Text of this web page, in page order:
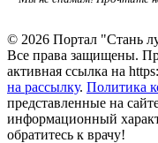
© 2026 Портал "Стань
Все права защищены.
активная ссылка на
на рассылку. Политика
представленные на
информационный
обратитесь к врачу!